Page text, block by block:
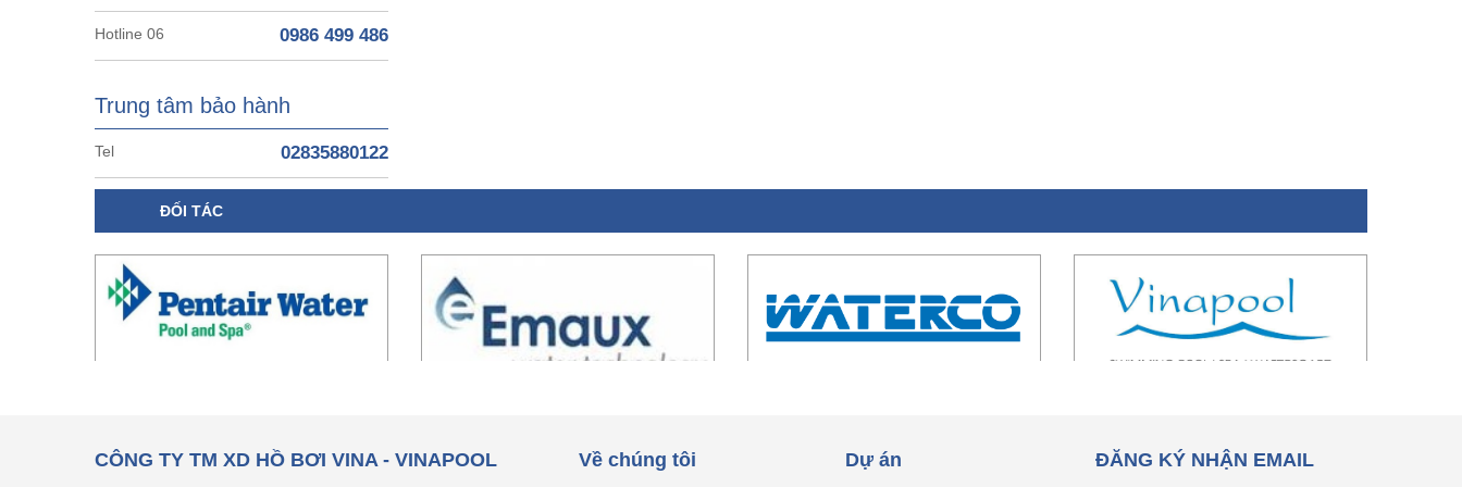
Hotline 06 0986 499 486
Trung tâm bảo hành
Tel 02835880122
ĐỐI TÁC
CÔNG TY TM XD HỒ BƠI VINA - VINAPOOL Về chúng tôi Dự án ĐĂNG KÝ NHẬN EMAIL